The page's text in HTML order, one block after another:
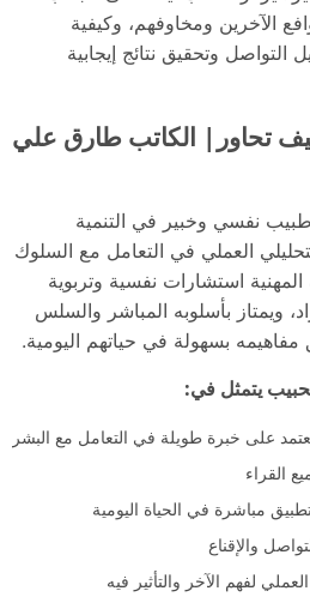
الآخرين ومخاوفهم، وكيفية
وتحقيق نتائج إيجابية
تحاور| الكاتب طارق علي
نفسي وخبير في التنمية
العملي في التعامل مع السلوك
استشارات نفسية وتربوية
ويمتاز بأسلوبه المباشر والسلس
بسهولة في حياتهم اليومية.
يتمثل في:
على خبرة طويلة في التعامل مع البشر
القراء
مباشرة في الحياة اليومية
والإقناع
لفهم الآخر والتأثير فيه